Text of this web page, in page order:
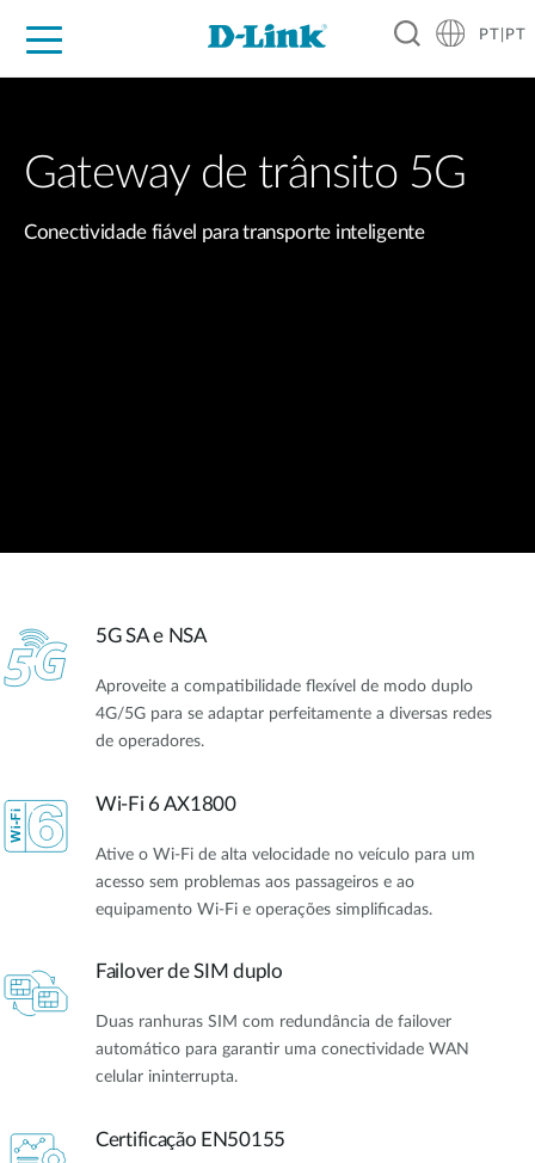
PT|PT
Gateway de trânsito 5G
Conectividade fiável para transporte inteligente
5G SA e NSA
Aproveite a compatibilidade flexível de modo duplo
4G/5G para se adaptar perfeitamente a diversas redes
de operadores.
Wi-Fi 6 AX1800
Ative o Wi-Fi de alta velocidade no veículo para um
acesso sem problemas aos passageiros e ao
equipamento Wi-Fi e operações simplificadas.
Failover de SIM duplo
Duas ranhuras SIM com redundância de failover
automático para garantir uma conectividade WAN
celular ininterrupta.
Certificação EN50155